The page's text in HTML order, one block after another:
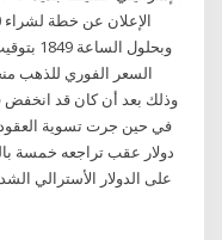
دولار عقب تراجعه خمسة